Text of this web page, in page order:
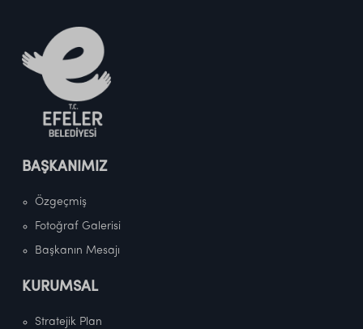
BAŞKANIMIZ
Özgeçmiş
Fotoğraf Galerisi
Başkanın Mesajı
KURUMSAL
Stratejik Plan